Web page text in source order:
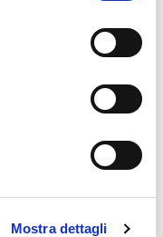
Mostra dettagli